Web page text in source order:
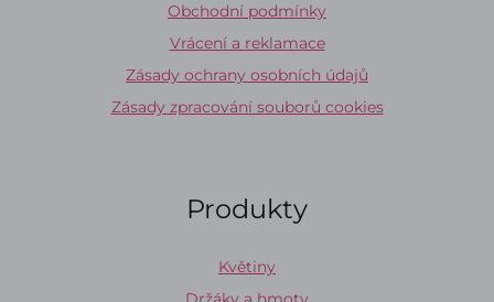
Obchodní podmínky
Vrácení a reklamace
Zásady ochrany osobních údajů
Zásady zpracování souborů cookies
Produkty
Květiny